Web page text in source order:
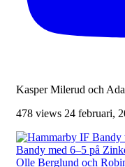
Kasper Milerud och
478 views 24 februari,